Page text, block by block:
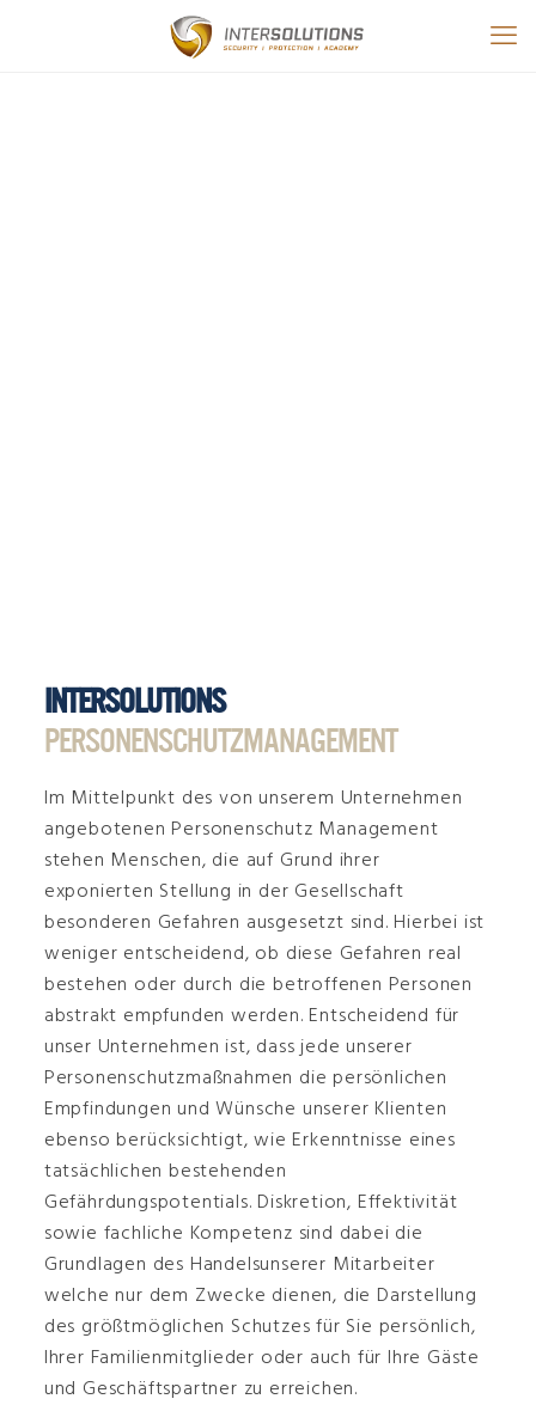
INTERSOLUTIONS
PERSONENSCHUTZMANAGEMENT
Im Mittelpunkt des von unserem Unternehmen
angebotenen Personenschutz Management
stehen Menschen, die auf Grund ihrer
exponierten Stellung in der Gesellschaft
besonderen Gefahren ausgesetzt sind. Hierbei ist
weniger entscheidend, ob diese Gefahren real
bestehen oder durch die betroffenen Personen
abstrakt empfunden werden. Entscheidend für
unser Unternehmen ist, dass jede unserer
Personenschutzmaßnahmen die persönlichen
Empfindungen und Wünsche unserer Klienten
ebenso berücksichtigt, wie Erkenntnisse eines
tatsächlichen bestehenden
Gefährdungspotentials. Diskretion, Effektivität
sowie fachliche Kompetenz sind dabei die
Grundlagen des Handelsunserer Mitarbeiter
welche nur dem Zwecke dienen, die Darstellung
des größtmöglichen Schutzes für Sie persönlich,
Ihrer Familienmitglieder oder auch für Ihre Gäste
und Geschäftspartner zu erreichen.